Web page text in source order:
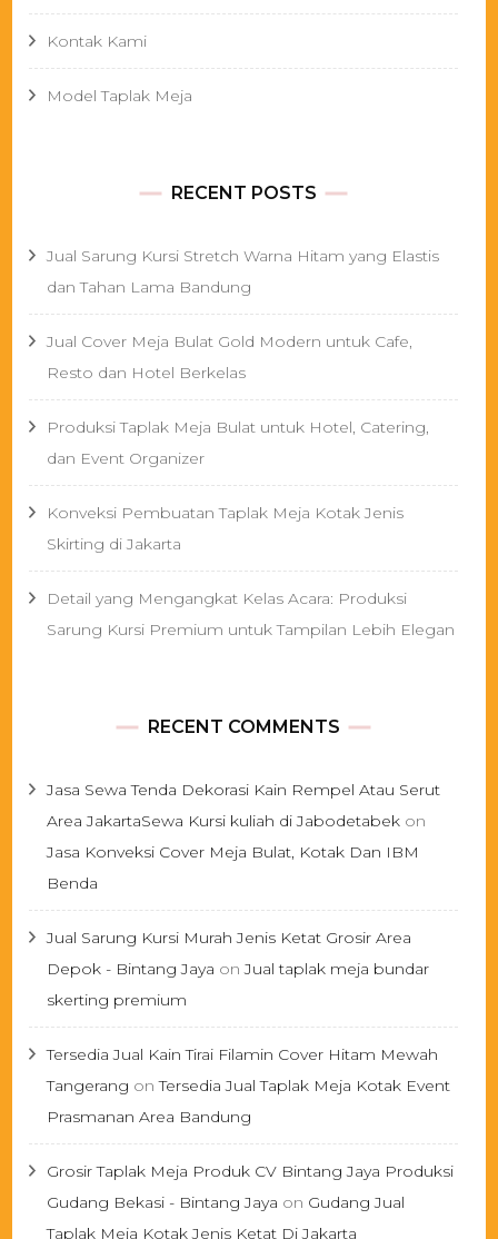
Kontak Kami
Model Taplak Meja
RECENT POSTS
Jual Sarung Kursi Stretch Warna Hitam yang Elastis
dan Tahan Lama Bandung
Jual Cover Meja Bulat Gold Modern untuk Cafe,
Resto dan Hotel Berkelas
Produksi Taplak Meja Bulat untuk Hotel, Catering,
dan Event Organizer
Konveksi Pembuatan Taplak Meja Kotak Jenis
Skirting di Jakarta
Detail yang Mengangkat Kelas Acara: Produksi
Sarung Kursi Premium untuk Tampilan Lebih Elegan
RECENT COMMENTS
Jasa Sewa Tenda Dekorasi Kain Rempel Atau Serut
Area JakartaSewa Kursi kuliah di Jabodetabek on
Jasa Konveksi Cover Meja Bulat, Kotak Dan IBM
Benda
Jual Sarung Kursi Murah Jenis Ketat Grosir Area
Depok - Bintang Jaya onJual taplak meja bundar
skerting premium
Tersedia Jual Kain Tirai Filamin Cover Hitam Mewah
Tangerang onTersedia Jual Taplak Meja Kotak Event
Prasmanan Area Bandung
Grosir Taplak Meja Produk CV Bintang Jaya Produksi
Gudang Bekasi - Bintang Jaya on Gudang Jual
Taplak Meja Kotak Jenis Ketat Di Jakarta